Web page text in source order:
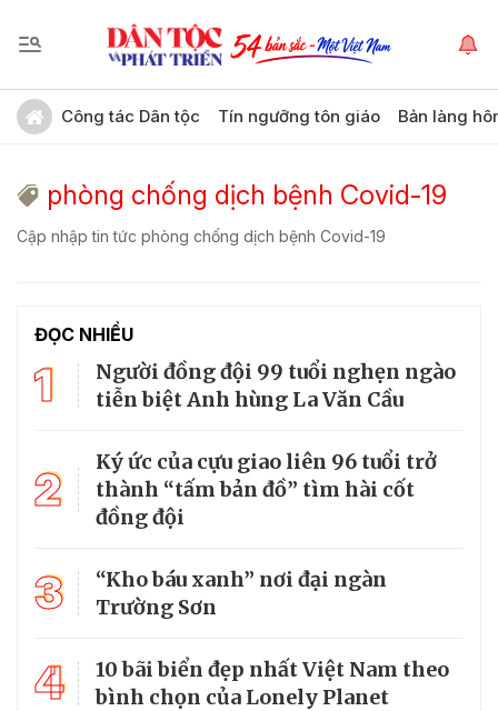
Công tác Dân tộc Tín ngưỡng tôn giáo Bản làng
phòng chống dịch bệnh Covid-19
Cập nhập tin tức phòng chống dịch bệnh Covid-19
ĐỌC NHIỀU
1
Người đồng đội 99 tuổi nghẹn ngào
tiễn biệt Anh hùng La Văn Cầu
2
Ký ức của cựu giao liên 96 tuổi trở
thành “tấm bản đồ” tìm hài cốt
đồng đội
3
“Kho báu xanh” nơi đại ngàn
Trường Sơn
4
10 bãi biển đẹp nhất Việt Nam theo
bình chọn của Lonely Planet